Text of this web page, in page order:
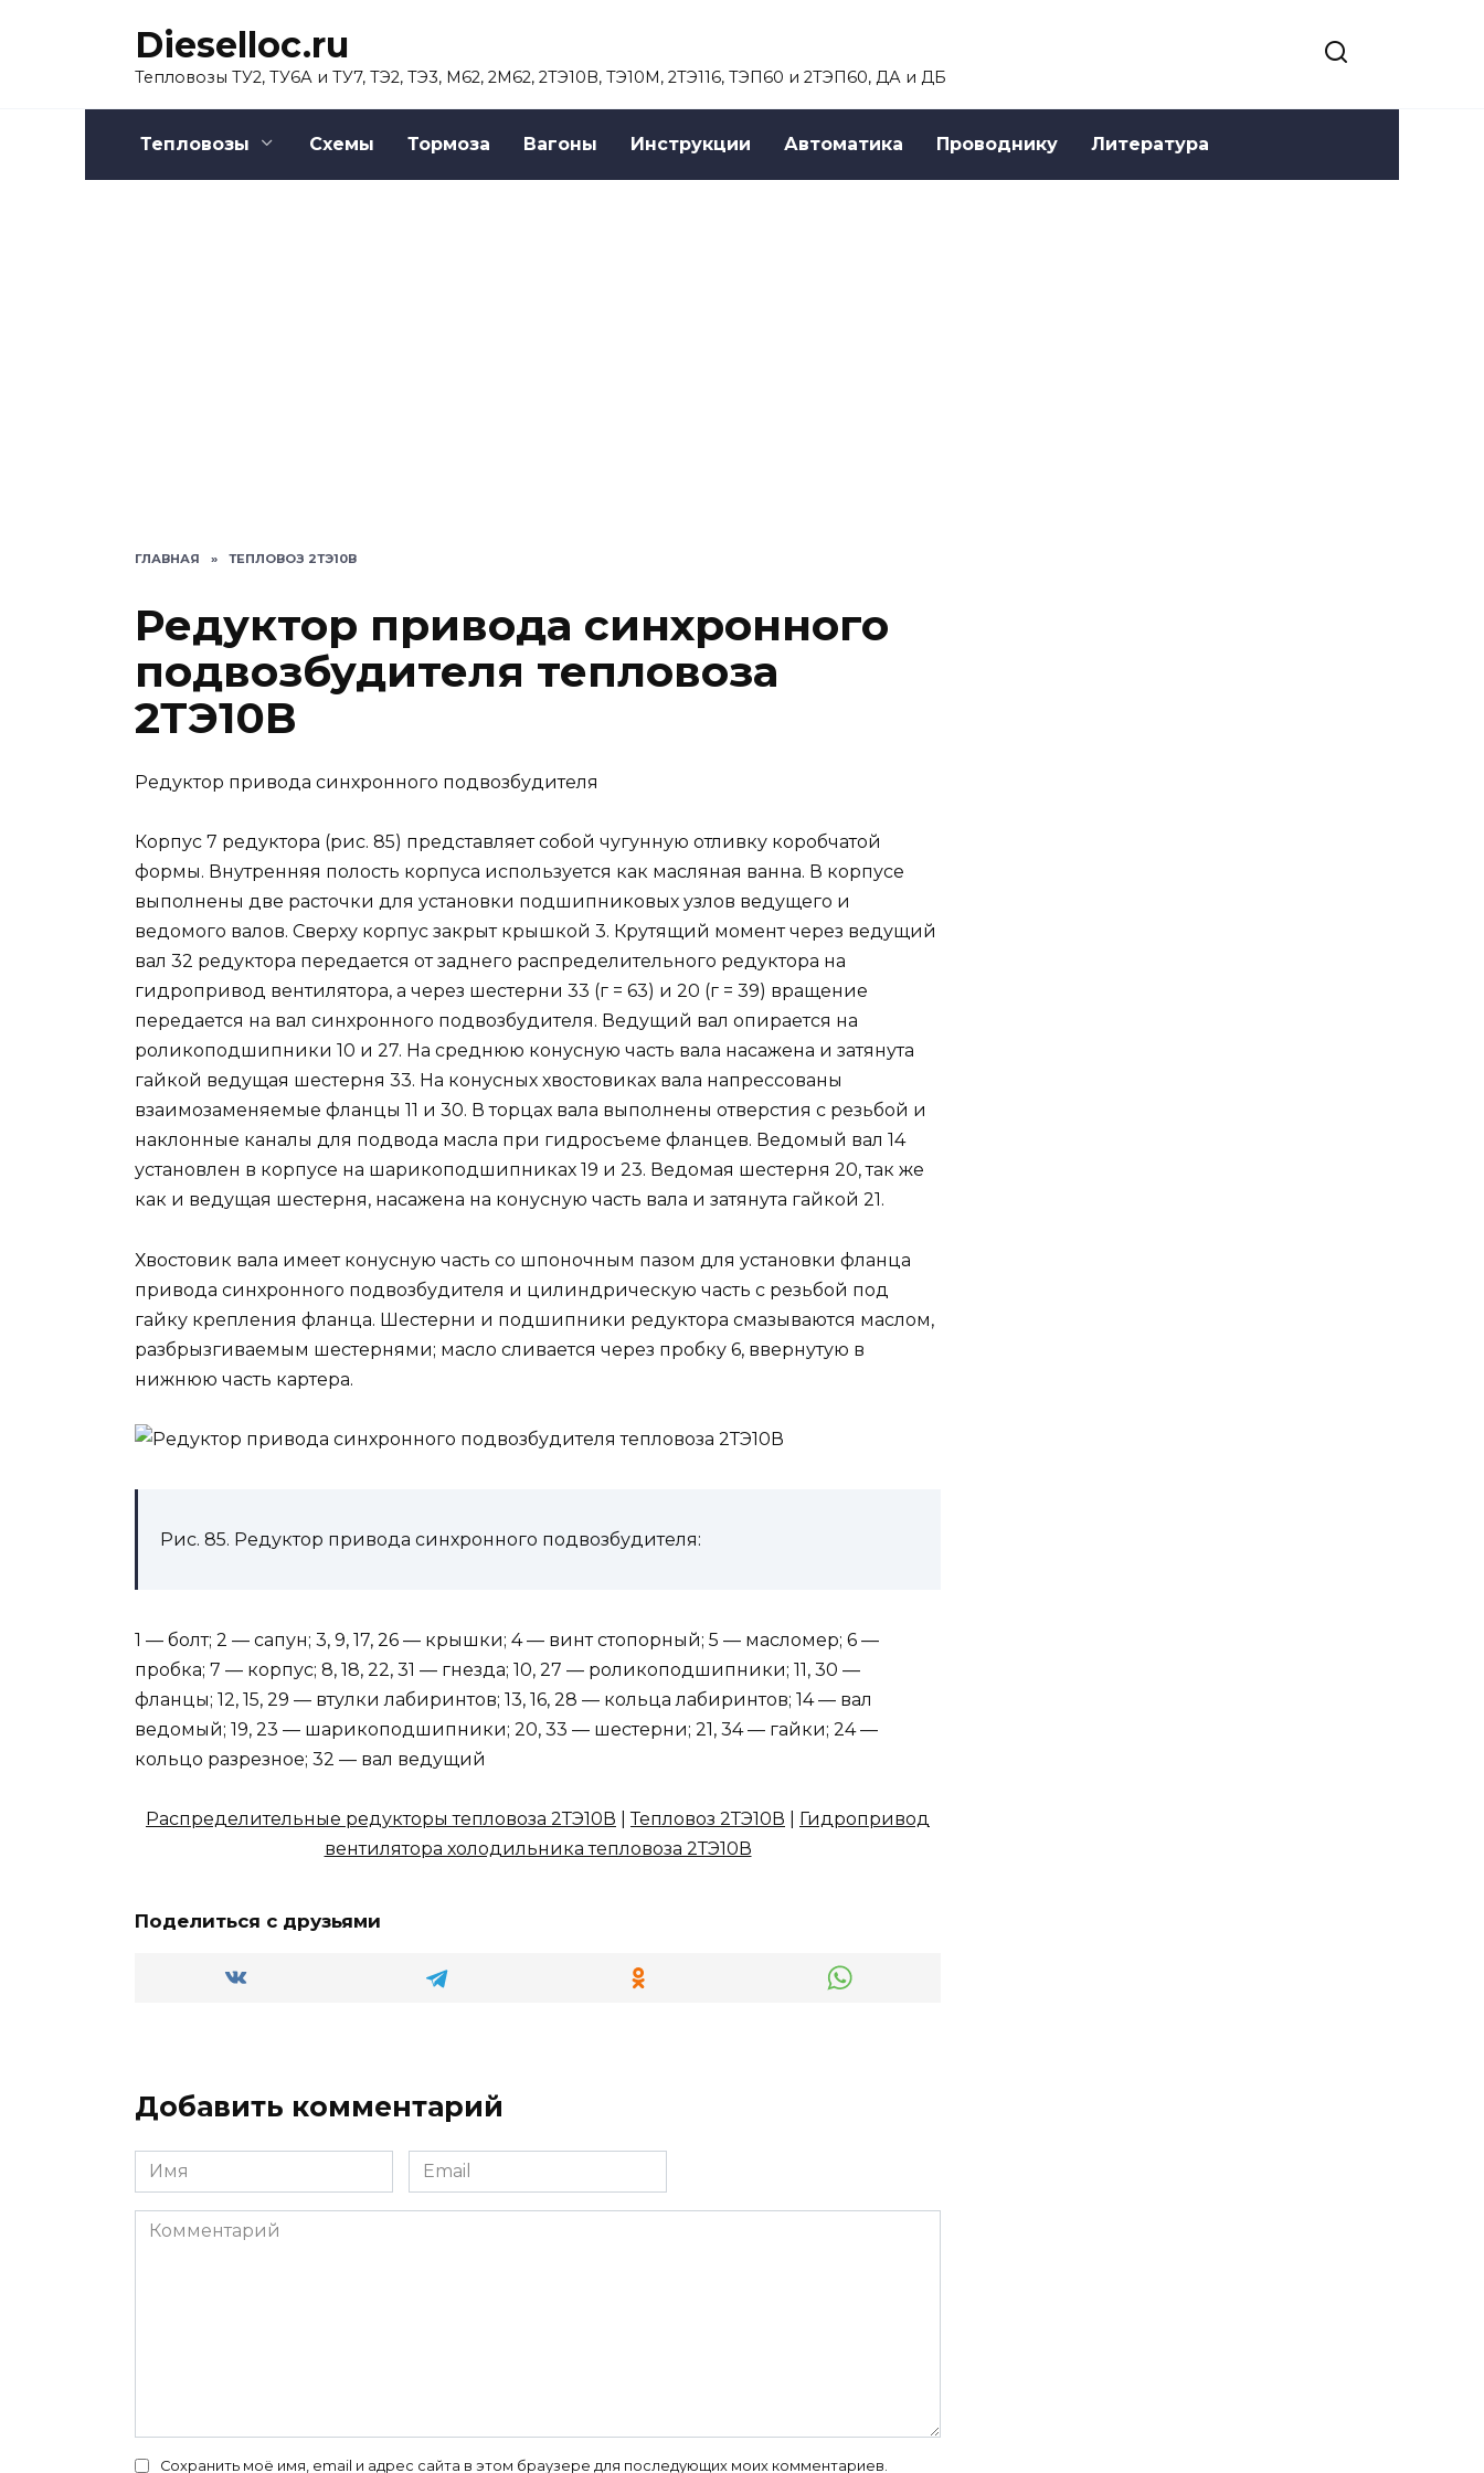
Dieselloc.ru
Тепловозы ТУ2, ТУ6А и ТУ7, ТЭ2, ТЭ3, М62, 2М62, 2ТЭ10В, ТЭ10М, 2ТЭ116, ТЭП60 и 2ТЭП60, ДА и ДБ
Тепловозы Схемы Тормоза Вагоны Инструкции Автоматика Проводнику Литература
ГЛАВНАЯ » ТЕПЛОВОЗ 2ТЭ10В
Редуктор привода синхронного
подвозбудителя тепловоза
2ТЭ10В
Редуктор привода синхронного подвозбудителя
Корпус 7 редуктора (рис. 85) представляет собой чугунную отливку коробчатой
формы. Внутренняя полость корпуса используется как масляная ванна. В корпусе
выполнены две расточки для установки подшипниковых узлов ведущего и
ведомого валов. Сверху корпус закрыт крышкой 3. Крутящий момент через ведущий
вал 32 редуктора передается от заднего распределительного редуктора на
гидропривод вентилятора, а через шестерни 33 (г = 63) и 20 (г = 39) вращение
передается на вал синхронного подвозбудителя. Ведущий вал опирается на
роликоподшипники 10 и 27. На среднюю конусную часть вала насажена и затянута
гайкой ведущая шестерня 33. На конусных хвостовиках вала напрессованы
взаимозаменяемые фланцы 11 и 30. В торцах вала выполнены отверстия с резьбой и
наклонные каналы для подвода масла при гидросъеме фланцев. Ведомый вал 14
установлен в корпусе на шарикоподшипниках 19 и 23. Ведомая шестерня 20, так же
как и ведущая шестерня, насажена на конусную часть вала и затянута гайкой 21.
Хвостовик вала имеет конусную часть со шпоночным пазом для установки фланца
привода синхронного подвозбудителя и цилиндрическую часть с резьбой под
гайку крепления фланца. Шестерни и подшипники редуктора смазываются маслом,
разбрызгиваемым шестернями; масло сливается через пробку 6, ввернутую в
нижнюю часть картера.
Рис. 85. Редуктор привода синхронного подвозбудителя:
1 — болт; 2 — сапун; 3, 9, 17, 26 — крышки; 4 — винт стопорный; 5 — масломер; 6 —
пробка; 7 — корпус; 8, 18, 22, 31 — гнезда; 10, 27 — роликоподшипники; 11, 30 —
фланцы; 12, 15, 29 — втулки лабиринтов; 13, 16, 28 — кольца лабиринтов; 14 — вал
ведомый; 19, 23 — шарикоподшипники; 20, 33 — шестерни; 21, 34 — гайки; 24 —
кольцо разрезное; 32 — вал ведущий
Распределительные редукторы тепловоза 2ТЭ10В |Тепловоз 2ТЭ10В
Гидропривод
вентилятора холодильника тепловоза 2ТЭ10В
Поделиться с друзьями
Добавить комментарий
Имя
*
Email
*
Комментарий
Сохранить моё имя, email и адрес сайта в этом браузере для последующих моих комментариев.